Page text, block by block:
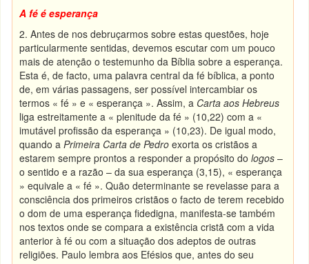
A fé é esperança
2. Antes de nos debruçarmos sobre estas questões, hoje
particularmente sentidas, devemos escutar com um pouco
mais de atenção o testemunho da Bíblia sobre a esperança.
Esta é, de facto, uma palavra central da fé bíblica, a ponto
de, em várias passagens, ser possível intercambiar os
termos « fé » e « esperança ». Assim, a Carta aos Hebreus
liga estreitamente a « plenitude da fé » (10,22) com a «
imutável profissão da esperança » (10,23). De igual modo,
quando a Primeira Carta de Pedro exorta os cristãos a
estarem sempre prontos a responder a propósito do logos–
o sentido e a razão – da sua esperança (3,15), « esperança
» equivale a « fé ». Quão determinante se revelasse para a
consciência dos primeiros cristãos o facto de terem recebido
o dom de uma esperança fidedigna, manifesta-se também
nos textos onde se compara a existência cristã com a vida
anterior à fé ou com a situação dos adeptos de outras
religiões. Paulo lembra aos Efésios que, antes do seu